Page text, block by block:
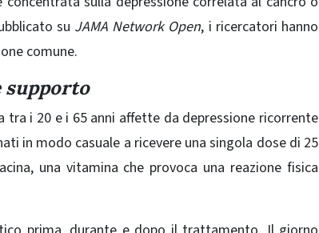
su JAMA Network Open, i ricercatori hanno
comune.
supporto
i 20 e i 65 anni affette da depressione ricorrente
in modo casuale a ricevere una singola dose di 25
una vitamina che provoca una reazione fisica